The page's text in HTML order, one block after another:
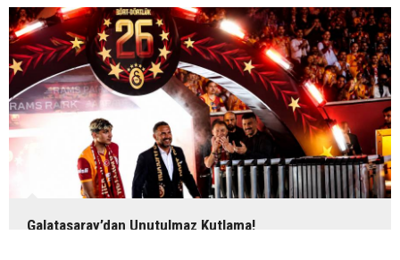
Galatasaray’dan Unutulmaz Kutlama!